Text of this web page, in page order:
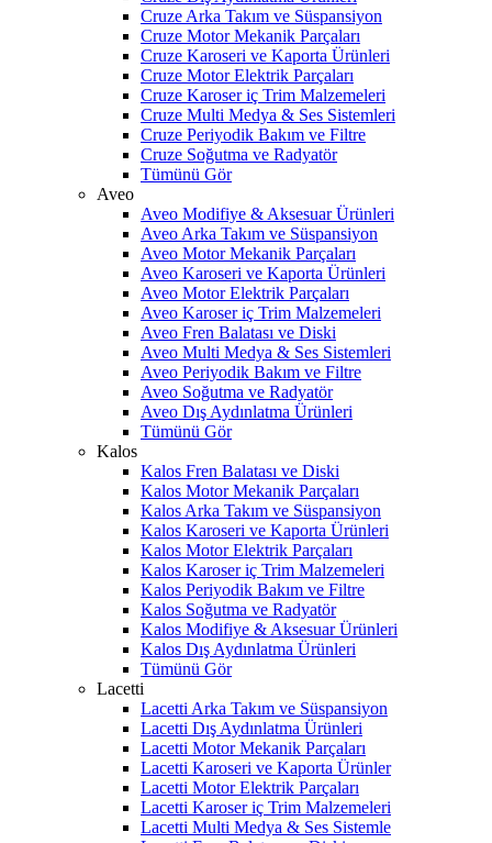
Cruze Arka Takım ve Süspansiyon
Cruze Motor Mekanik Parçaları
Cruze Karoseri ve Kaporta Ürünleri
Cruze Motor Elektrik Parçaları
Cruze Karoser iç Trim Malzemeleri
Cruze Multi Medya & Ses Sistemleri
Cruze Periyodik Bakım ve Filtre
Cruze Soğutma ve Radyatör
Tümünü Gör
Aveo
Aveo Modifiye & Aksesuar Ürünleri
Aveo Arka Takım ve Süspansiyon
Aveo Motor Mekanik Parçaları
Aveo Karoseri ve Kaporta Ürünleri
Aveo Motor Elektrik Parçaları
Aveo Karoser iç Trim Malzemeleri
Aveo Fren Balatası ve Diski
Aveo Multi Medya & Ses Sistemleri
Aveo Periyodik Bakım ve Filtre
Aveo Soğutma ve Radyatör
Aveo Dış Aydınlatma Ürünleri
Tümünü Gör
Kalos
Kalos Fren Balatası ve Diski
Kalos Motor Mekanik Parçaları
Kalos Arka Takım ve Süspansiyon
Kalos Karoseri ve Kaporta Ürünleri
Kalos Motor Elektrik Parçaları
Kalos Karoser iç Trim Malzemeleri
Kalos Periyodik Bakım ve Filtre
Kalos Soğutma ve Radyatör
Kalos Modifiye & Aksesuar Ürünleri
Kalos Dış Aydınlatma Ürünleri
Tümünü Gör
Lacetti
Lacetti Arka Takım ve Süspansiyon
Lacetti Dış Aydınlatma Ürünleri
Lacetti Motor Mekanik Parçaları
Lacetti Karoseri ve Kaporta Ürünler
Lacetti Motor Elektrik Parçaları
Lacetti Karoser iç Trim Malzemeleri
Lacetti Multi Medya & Ses Sistemle